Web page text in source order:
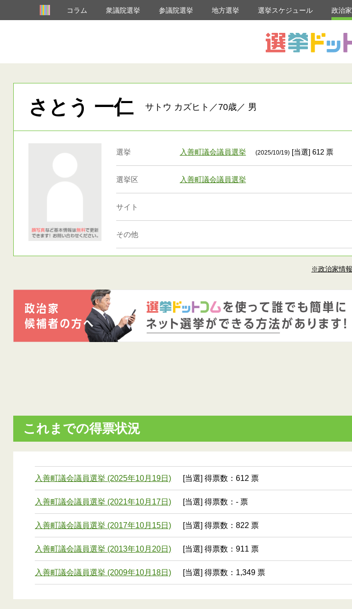
コラム 衆議院選挙 参議院選挙 地方選挙 選挙スケジュール 政治
さとう 一仁 サトウ カズヒト／70歳／ 男
選挙 入善町議会議員選挙 (2025/10/19)[当選] 612 票
選挙区 入善町議会議員選挙
サイト
その他
※政治家情
これまでの得票状況
入善町議会議員選挙 (2025年10月19日) [当選] 得票数：612 票
入善町議会議員選挙 (2021年10月17日) [当選] 得票数：- 票
入善町議会議員選挙 (2017年10月15日) [当選] 得票数：822 票
入善町議会議員選挙 (2013年10月20日) [当選] 得票数：911 票
入善町議会議員選挙 (2009年10月18日) [当選] 得票数：1,349 票